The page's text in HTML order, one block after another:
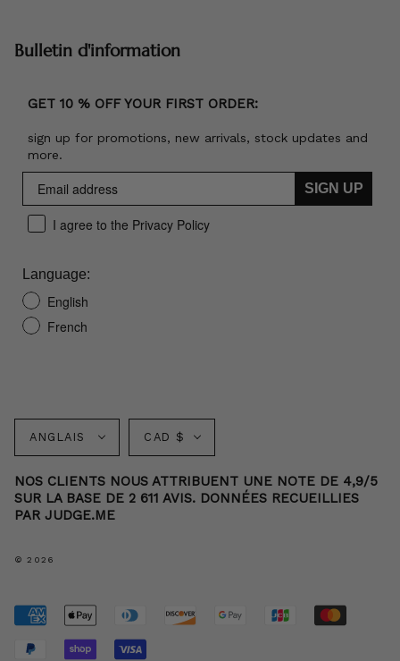
Bulletin d'information
GET 10 % OFF YOUR FIRST ORDER:
sign up for promotions, new arrivals, stock updates and
more.
SIGN UP
I agree to the Privacy Policy
Language:
English
French
Langue
ANGLAIS Monnaie
CAD $
NOS CLIENTS NOUS ATTRIBUENT UNE NOTE DE 4,9/5
SUR LA BASE DE 2 611 AVIS. DONNÉES RECUEILLIES
PAR JUDGE.ME
© 2026